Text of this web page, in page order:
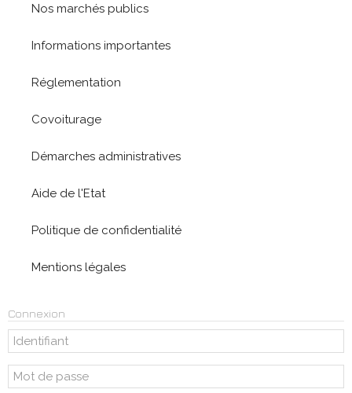
Nos marchés publics
Informations importantes
Réglementation
Covoiturage
Démarches administratives
Aide de l'Etat
Politique de confidentialité
Mentions légales
Connexion